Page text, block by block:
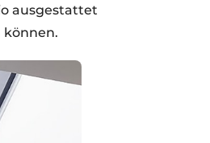
ausgestattet
können.